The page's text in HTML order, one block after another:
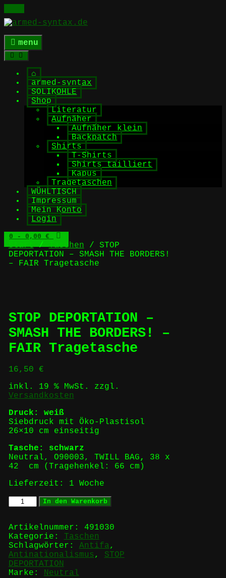
Skip
to
content
menu
⌂
armed-syntax
SOLIKOHLE
Shop
Literatur
Aufnäher
Aufnäher klein
Backpatch
Shirts
T-Shirts
Shirts tailliert
Kapus
Tragetaschen
WÜHLTISCH
Impressum
Mein Konto
Login
0 - 0,00 €
Start/Taschen / STOP
DEPORTATION – SMASH THE BORDERS!
– FAIR Tragetasche
STOP DEPORTATION –
SMASH THE BORDERS! –
FAIR Tragetasche
16,50 €
inkl. 19 % MwSt.
zzgl.
Versandkosten
Druck: weiß
Siebdruck mit Öko-Plastisol
26×10 cm einseitig
Tasche: schwarz
Neutral, O90003, TWILL BAG, 38 x
42 cm (Tragehenkel: 66 cm)
Lieferzeit: 1 Woche
STOP
DEPORTATION
SMASH
THE
BORDERS!
-
FAIR
Tragetasche
In den Warenkorb
Artikelnummer: 491030
Kategorie: Taschen
Schlagwörter: Antifa,
Antinationalismus , STOP
DEPORTATION
Marke: Neutral